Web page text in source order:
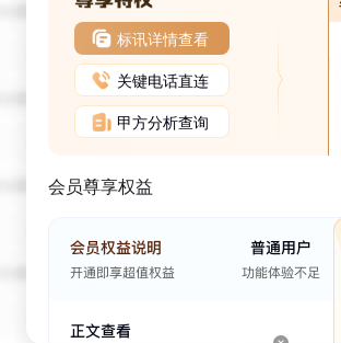
标讯详情查看
关键电话直连
甲方分析查询
会员尊享权益